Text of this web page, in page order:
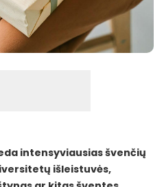
intensyviausias švenčių
išleistuvės,